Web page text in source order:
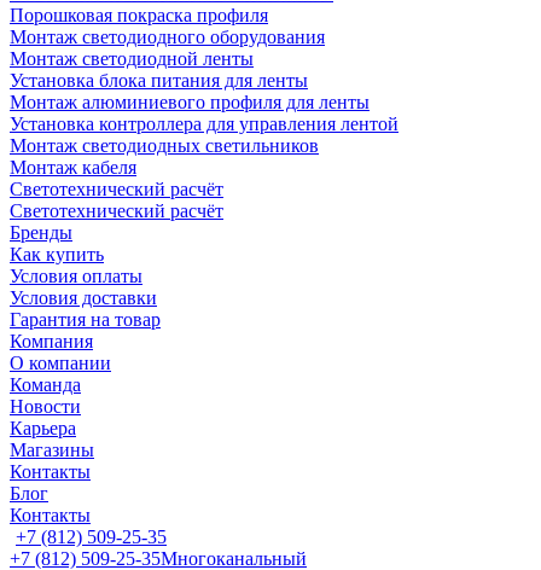
Порошковая покраска профиля
Монтаж светодиодного оборудования
Монтаж светодиодной ленты
Установка блока питания для ленты
Монтаж алюминиевого профиля для ленты
Установка контроллера для управления лентой
Монтаж светодиодных светильников
Монтаж кабеля
Светотехнический расчёт
Светотехнический расчёт
Бренды
Как купить
Условия оплаты
Условия доставки
Гарантия на товар
Компания
О компании
Команда
Новости
Карьера
Магазины
Контакты
Блог
Контакты
+7 (812) 509-25-35
+7 (812) 509-25-35Многоканальный